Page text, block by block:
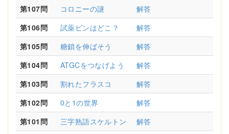
第107問
コロニーの謎
解答
第106問
試薬ビンはどこ？
解答
第105問
糖鎖を伸ばそう
解答
第104問
ATGCをつなげよう
解答
第103問
割れたフラスコ
解答
第102問
0と1の世界
解答
第101問
三字熟語スケルトン
解答